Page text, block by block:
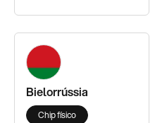
Bielorrússia
Chip físico